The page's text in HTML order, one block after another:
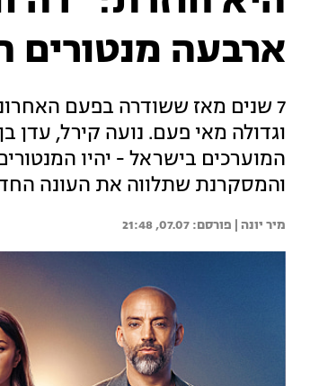
ארבעה מנטורים
7 שנים מאז ששודרה בפעם
וגדולה מאי פעם. נועה קירל, עדן
המוערכים בישראל - יהיו
והמסקרנת שתלווה את העונה
מיר יונה | 07.07, 21:48